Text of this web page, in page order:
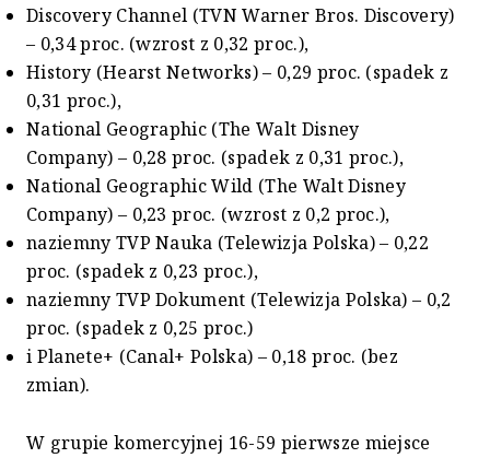
Discovery Channel (TVN Warner Bros. Discovery)
– 0,34 proc. (wzrost z 0,32 proc.),
History (Hearst Networks) – 0,29 proc. (spadek z
0,31 proc.),
National Geographic (The Walt Disney
Company) – 0,28 proc. (spadek z 0,31 proc.),
National Geographic Wild (The Walt Disney
Company) – 0,23 proc. (wzrost z 0,2 proc.),
naziemny TVP Nauka (Telewizja Polska) – 0,22
proc. (spadek z 0,23 proc.),
naziemny TVP Dokument (Telewizja Polska) – 0,2
proc. (spadek z 0,25 proc.)
i Planete+ (Canal+ Polska) – 0,18 proc. (bez
zmian).
W grupie komercyjnej 16-59 pierwsze miejsce